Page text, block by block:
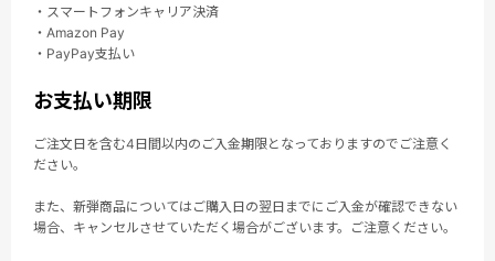
・スマートフォンキャリア決済
・Amazon Pay
・PayPay支払い
お支払い期限
ご注文日を含む4日間以内のご入金期限となっておりますのでご注意く
ださい。
また、新弾商品についてはご購入日の翌日までにご入金が確認できない
場合、キャンセルさせていただく場合がございます。ご注意ください。